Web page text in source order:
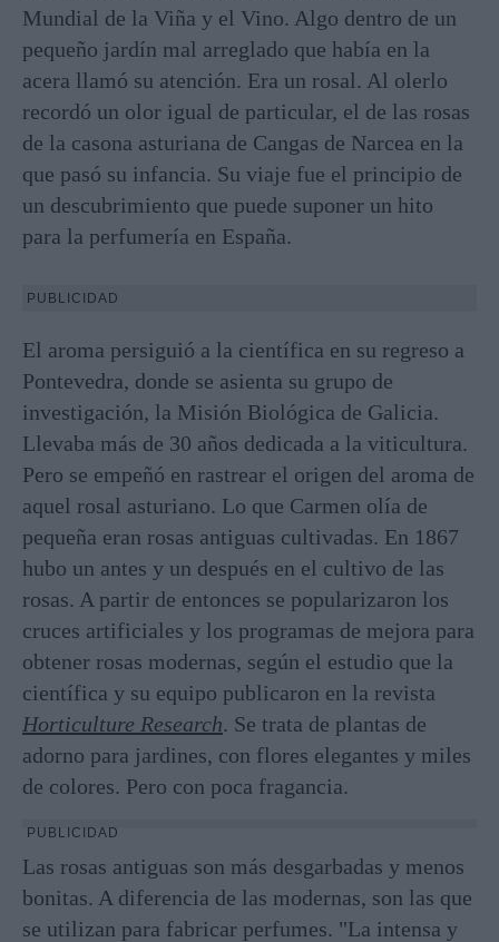
Mundial de la Viña y el Vino. Algo dentro de un
pequeño jardín mal arreglado que había en la
acera llamó su atención. Era un rosal. Al olerlo
recordó un olor igual de particular, el de las rosas
de la casona asturiana de Cangas de Narcea en la
que pasó su infancia. Su viaje fue el principio de
un descubrimiento que puede suponer un hito
para la perfumería en España.
PUBLICIDAD
El aroma persiguió a la científica en su regreso a
Pontevedra, donde se asienta su grupo de
investigación, la Misión Biológica de Galicia.
Llevaba más de 30 años dedicada a la viticultura.
Pero se empeñó en rastrear el origen del aroma de
aquel rosal asturiano. Lo que Carmen olía de
pequeña eran rosas antiguas cultivadas. En 1867
hubo un antes y un después en el cultivo de las
rosas. A partir de entonces se popularizaron los
cruces artificiales y los programas de mejora para
obtener rosas modernas, según el estudio que la
científica y su equipo publicaron en la revista
Horticulture Research. Se trata de plantas de
adorno para jardines, con flores elegantes y miles
de colores. Pero con poca fragancia.
PUBLICIDAD
Las rosas antiguas son más desgarbadas y menos
bonitas. A diferencia de las modernas, son las que
se utilizan para fabricar perfumes. "La intensa y